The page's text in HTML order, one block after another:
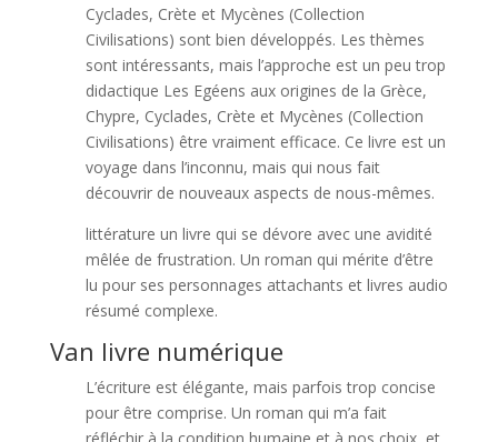
Cyclades, Crète et Mycènes (Collection
Civilisations) sont bien développés. Les thèmes
sont intéressants, mais l’approche est un peu trop
didactique Les Egéens aux origines de la Grèce,
Chypre, Cyclades, Crète et Mycènes (Collection
Civilisations) être vraiment efficace. Ce livre est un
voyage dans l’inconnu, mais qui nous fait
découvrir de nouveaux aspects de nous-mêmes.
littérature un livre qui se dévore avec une avidité
mêlée de frustration. Un roman qui mérite d’être
lu pour ses personnages attachants et livres audio
résumé complexe.
Van livre numérique
L’écriture est élégante, mais parfois trop concise
pour être comprise. Un roman qui m’a fait